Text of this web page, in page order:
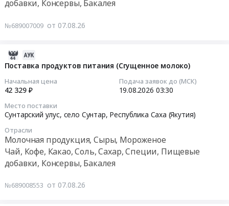
добавки, Консервы, Бакалея
№689007009 от 07.08.26
Поставка продуктов питания (Сгущенное молоко)
Начальная цена
42 329 ₽
Подача заявок до (МСК)
19.08.2026 03:30
Место поставки
Сунтарский улус, село Сунтар, Республика Саха (Якутия)
Отрасли
Молочная продукция, Сыры, Мороженое
Чай, Кофе, Какао, Соль, Сахар, Специи, Пищевые
добавки, Консервы, Бакалея
№689008553 от 07.08.26